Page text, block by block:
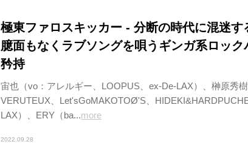
極東ファロスキッカー - 分断の時代に混迷す
臆面もなくラブソングを唄うギンガ系ロック
矜持
宙也（vo：アレルギー、LOOPUS、ex-De-LAX）、榊原秀樹
VERUTEUX、Let'sGoMAKOTOØ'S、
LAX）、ERY（ba...more
2022.09.28